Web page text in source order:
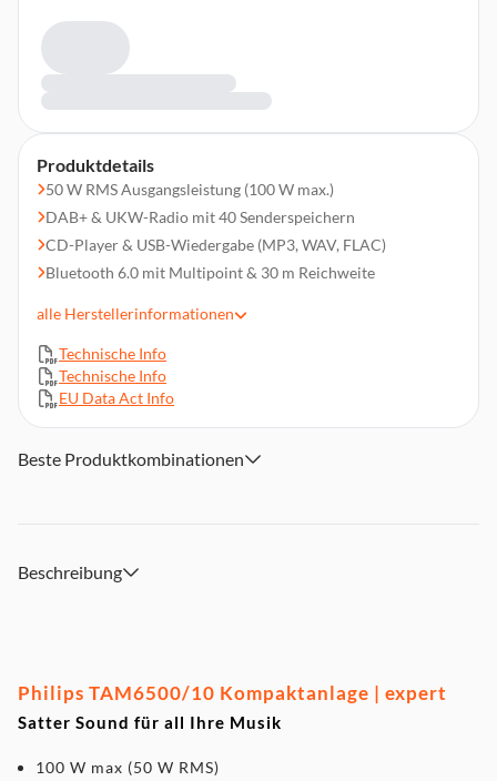
Produktdetails
50 W RMS Ausgangsleistung (100 W max.)
DAB+ & UKW-Radio mit 40 Senderspeichern
CD-Player & USB-Wiedergabe (MP3, WAV, FLAC)
Bluetooth 6.0 mit Multipoint & 30 m Reichweite
Fernbedienung & App-Steuerung
Kopfhöreranschluss & 3,5-mm Audio-Eingang
Abnehmbare Wurfantenne & automatischer Sendersuchlauf
alle Herstellerinformationen
Technische Info
Technische Info
EU Data Act Info
Beste Produktkombinationen
Beschreibung
Philips TAM6500/10 Kompaktanlage | expert
Satter Sound für all Ihre Musik
100 W max (50 W RMS)